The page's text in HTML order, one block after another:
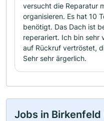
versucht die Reparatur
organisieren. Es hat 10
benötigt. Das Dach ist
reperariert. Ich bin sehr
auf Rückruf vertröstet,
Sehr sehr ärgerlich.
Jobs in